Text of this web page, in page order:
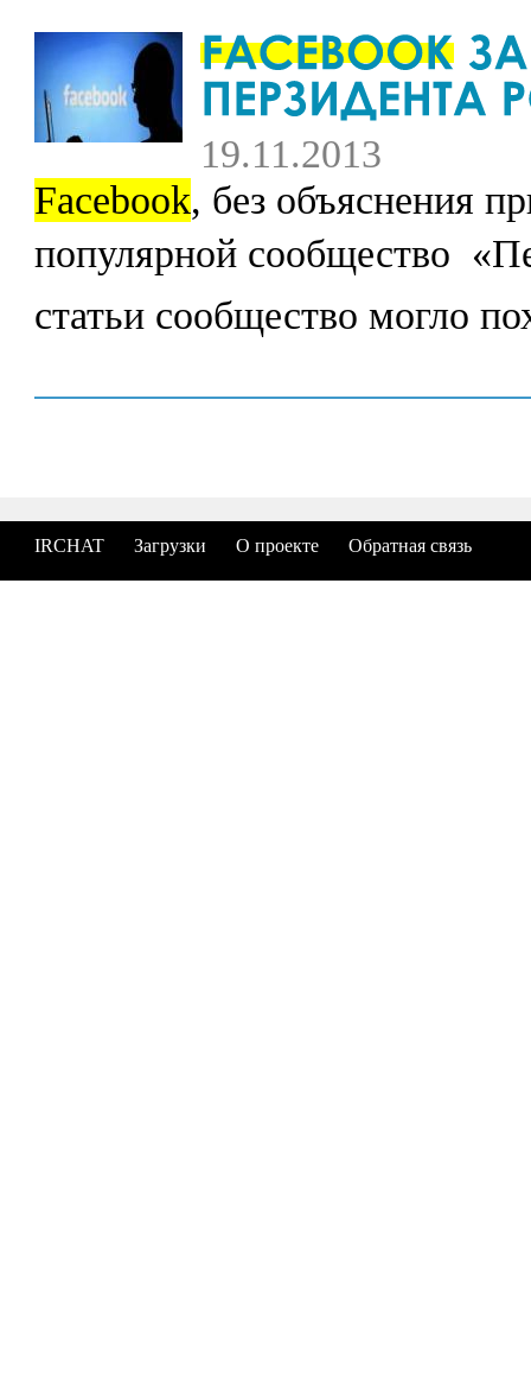
19.11.2013
Facebook, без объяснения
популярной сообщество 
статьи сообщество могло
IRCHAT Загрузки О проекте Обратная связь